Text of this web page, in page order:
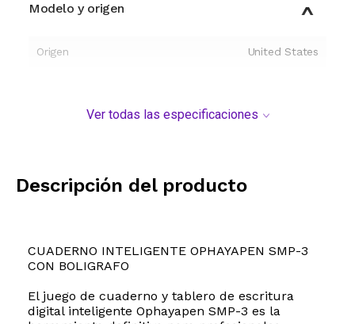
Modelo y origen
Origen United States
Ver todas las especificaciones
Descripción del producto
CUADERNO INTELIGENTE OPHAYAPEN SMP-3
CON BOLIGRAFO
El juego de cuaderno y tablero de escritura
digital inteligente Ophayapen SMP-3 es la